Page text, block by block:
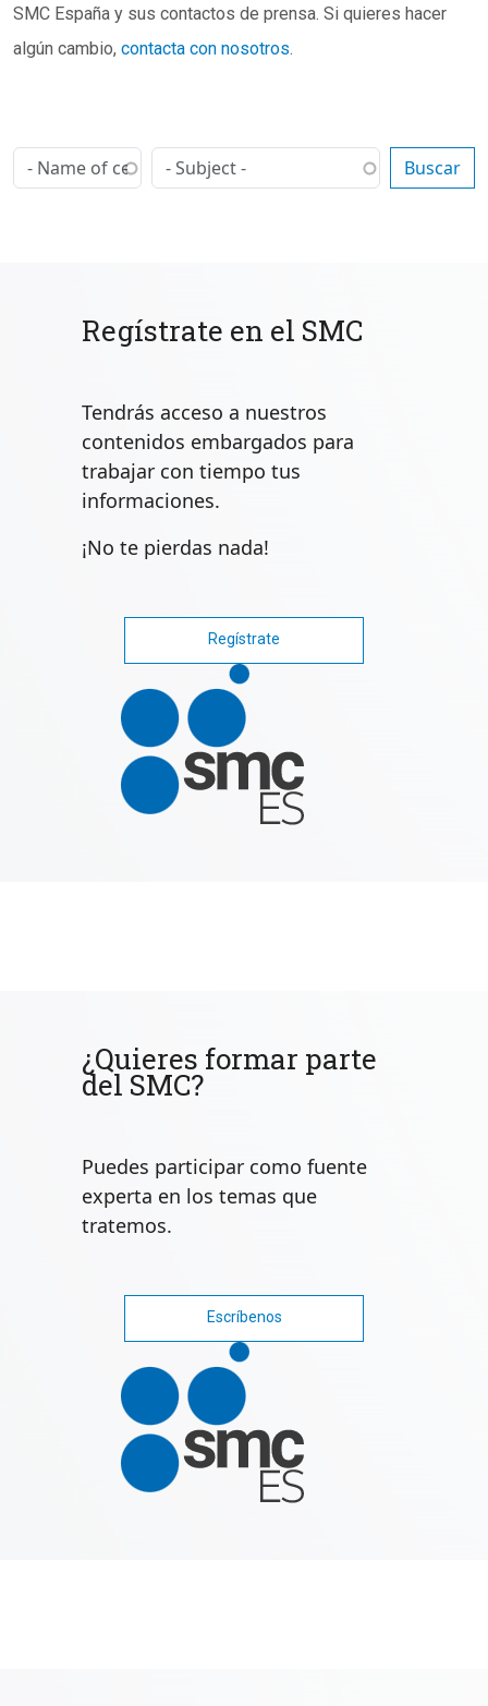
SMC España y sus contactos de prensa. Si quieres hacer
algún cambio, contacta con nosotros.
Regístrate en el SMC
Tendrás acceso a nuestros
contenidos embargados para
trabajar con tiempo tus
informaciones.
¡No te pierdas nada!
Regístrate
¿Quieres formar parte
del SMC?
Puedes participar como fuente
experta en los temas que
tratemos.
Escríbenos